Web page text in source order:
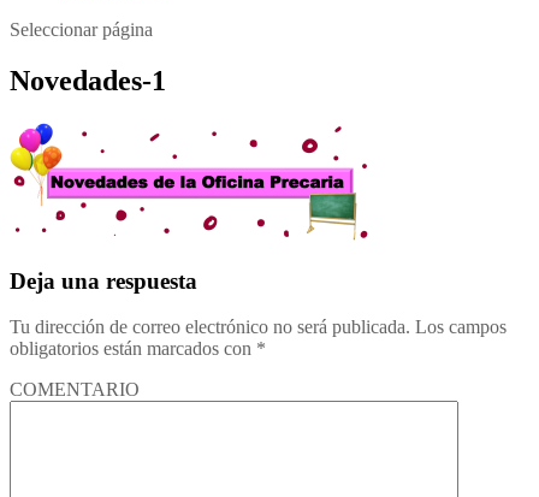
Seleccionar página
Novedades-1
Deja una respuesta
Tu dirección de correo electrónico no será publicada. Los campos
obligatorios están marcados con *
COMENTARIO